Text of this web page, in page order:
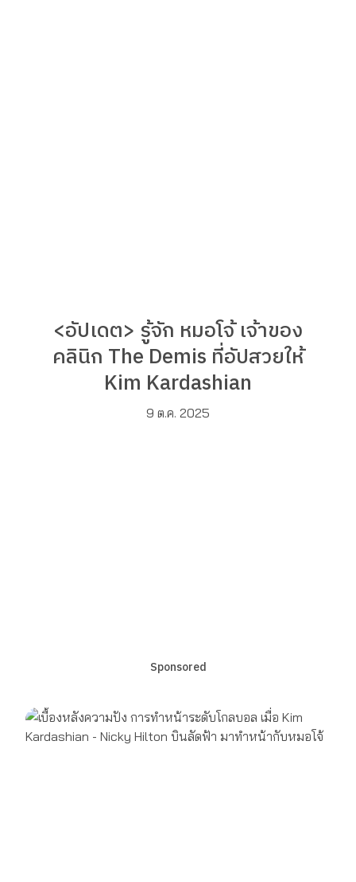
<อัปเดต> รู้จัก หมอโจ้ เจ้าของ
คลินิก The Demis ที่อัปสวยให้
Kim Kardashian
9 ต.ค. 2025
Sponsored